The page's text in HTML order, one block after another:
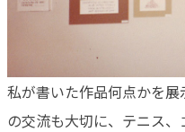
私が書いた作品何点かを
の交流も大切に、テニス